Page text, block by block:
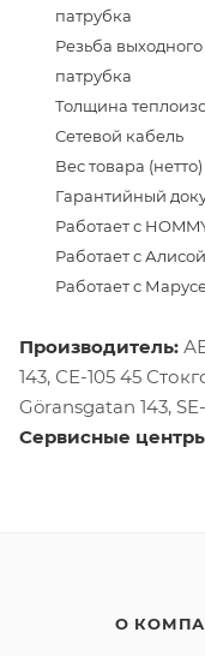
патрубка
Резьба выходного
патрубка
Толщина
Сетевой кабель
Вес товара (нетто)
Гарантийный
Работает с
Работает с Алисой
Работает с
Производитель:
143, СЕ-105 45
Göransgatan 143,
Сервисные
О